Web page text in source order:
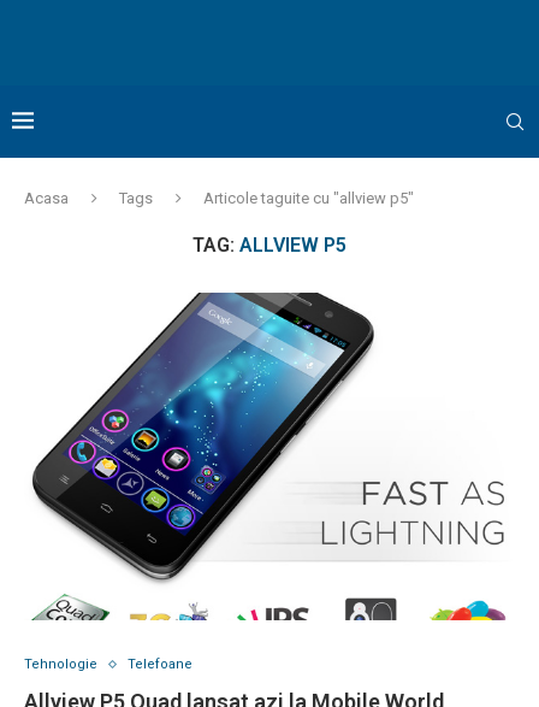
Acasa Tags Articole taguite cu "allview p5"
TAG: ALLVIEW P5
Tehnologie Telefoane